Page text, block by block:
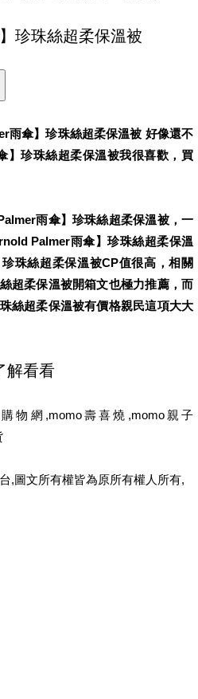
雨傘】珍珠絲超柔保溫被 好像還不
】珍珠絲超柔保溫被我很喜歡，買
雨傘】珍珠絲超柔保溫被，一
Palmer雨傘】珍珠絲超柔保溫
珠絲超柔保溫被CP值很高，相關
超柔保溫被開箱文也極力推薦，而
絲超柔保溫被有價格親民這項大大
物網,momo壽喜燒,momo親子
,圖文所有權皆為原所有權人所有,